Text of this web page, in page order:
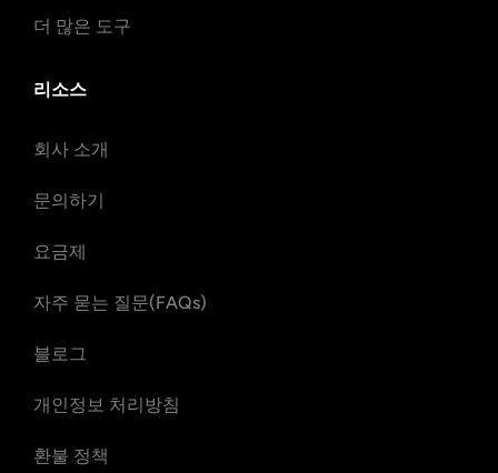
더 많은 도구
리소스
회사 소개
문의하기
요금제
자주 묻는 질문(FAQs)
블로그
개인정보 처리방침
환불 정책